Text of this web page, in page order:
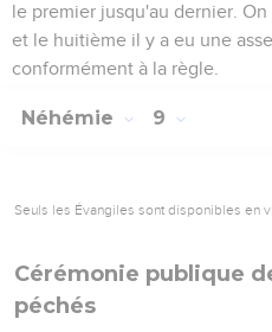
le premier jusqu'au dernier.
et le huitième il y a eu une
conformément à la règle.
Néhémie 9
Seuls les Évangiles sont disponibles en
Cérémonie publique
péchés